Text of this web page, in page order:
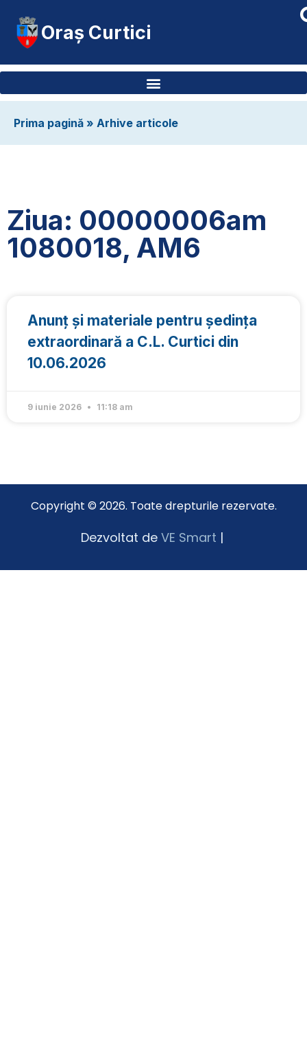
Oraș Curtici
Prima pagină » Arhive articole
Ziua: 00000006am
1080018, AM6
Anunț și materiale pentru ședința
extraordinară a C.L. Curtici din
10.06.2026
9 iunie 2026 11:18 am
Copyright © 2026. Toate drepturile rezervate.
Dezvoltat de VE Smart |